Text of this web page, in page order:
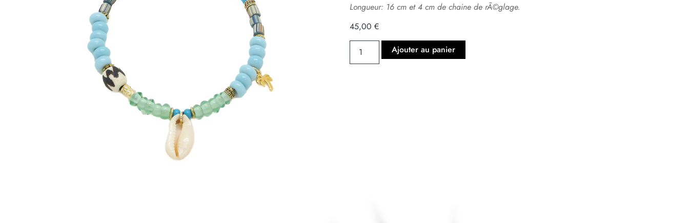
Longueur: 16 cm et 4 cm de chaine de rÃ©glage.
45,00 €
Ajouter au panier